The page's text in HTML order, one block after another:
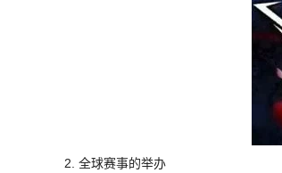
2. 全球赛事的举办